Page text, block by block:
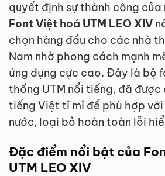
quyết định sự thành công
Font Việt hoá UTM LEO XIV
chọn hàng đầu cho các nhà
Nam nhờ phong cách mạnh
ứng dụng cực cao. Đây là bộ
thống UTM nổi tiếng, đã được
tiếng Việt tỉ mỉ để phù hợp
nước, loại bỏ hoàn toàn lỗi
Đặc điểm nổi bật của
UTM LEO XIV